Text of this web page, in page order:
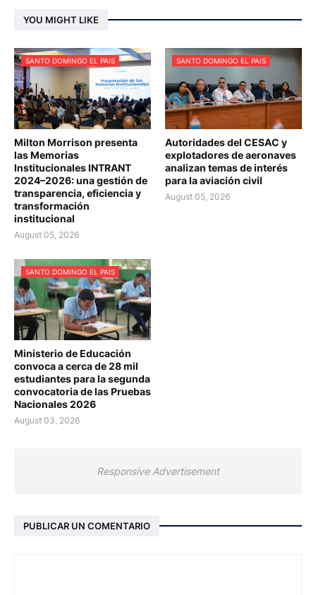
YOU MIGHT LIKE
SANTO DOMINGO EL PAIS
Milton Morrison presenta
las Memorias
Institucionales INTRANT
2024–2026: una gestión de
transparencia, eficiencia y
transformación
institucional
August 05, 2026
SANTO DOMINGO EL PAIS
Autoridades del CESAC y
explotadores de aeronaves
analizan temas de interés
para la aviación civil
August 05, 2026
SANTO DOMINGO EL PAIS
Ministerio de Educación
convoca a cerca de 28 mil
estudiantes para la segunda
convocatoria de las Pruebas
Nacionales 2026
August 03, 2026
Responsive Advertisement
PUBLICAR UN COMENTARIO